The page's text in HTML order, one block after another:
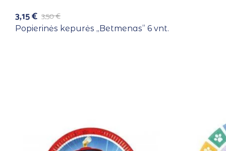
3,50€
3,15€
Popierinės kepurės ,,Betmenas” 6 vnt.